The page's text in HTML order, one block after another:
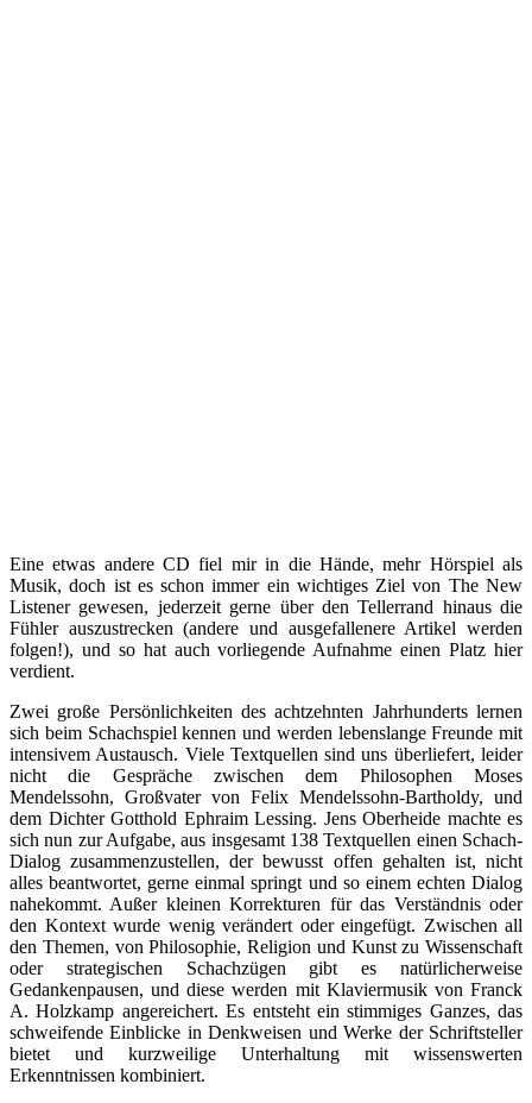
Eine etwas andere CD fiel mir in die Hände, mehr Hörspiel als
Musik, doch ist es schon immer ein wichtiges Ziel von The New
Listener gewesen, jederzeit gerne über den Tellerrand hinaus die
Fühler auszustrecken (andere und ausgefallenere Artikel werden
folgen!), und so hat auch vorliegende Aufnahme einen Platz hier
verdient.
Zwei große Persönlichkeiten des achtzehnten Jahrhunderts lernen
sich beim Schachspiel kennen und werden lebenslange Freunde mit
intensivem Austausch. Viele Textquellen sind uns überliefert, leider
nicht die Gespräche zwischen dem Philosophen Moses
Mendelssohn, Großvater von Felix Mendelssohn-Bartholdy, und
dem Dichter Gotthold Ephraim Lessing. Jens Oberheide machte es
sich nun zur Aufgabe, aus insgesamt 138 Textquellen einen Schach-
Dialog zusammenzustellen, der bewusst offen gehalten ist, nicht
alles beantwortet, gerne einmal springt und so einem echten Dialog
nahekommt. Außer kleinen Korrekturen für das Verständnis oder
den Kontext wurde wenig verändert oder eingefügt. Zwischen all
den Themen, von Philosophie, Religion und Kunst zu Wissenschaft
oder strategischen Schachzügen gibt es natürlicherweise
Gedankenpausen, und diese werden mit Klaviermusik von Franck
A. Holzkamp angereichert. Es entsteht ein stimmiges Ganzes, das
schweifende Einblicke in Denkweisen und Werke der Schriftsteller
bietet und kurzweilige Unterhaltung mit wissenswerten
Erkenntnissen kombiniert.